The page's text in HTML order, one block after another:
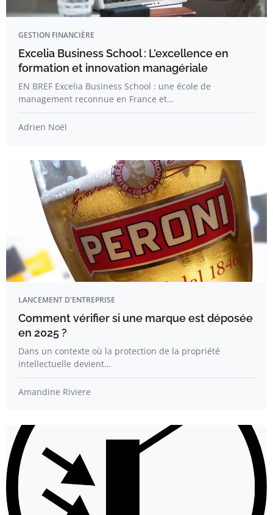
GESTION FINANCIÈRE
Excelia Business School : L’excellence en
formation et innovation managériale
EN BREF Excelia Business School : une école de
management reconnue en France et…
Adrien Noël
LANCEMENT D'ENTREPRISE
Comment vérifier si une marque est déposée
en 2025 ?
Dans un contexte où la protection de la propriété
intellectuelle devient…
Amandine Riviere